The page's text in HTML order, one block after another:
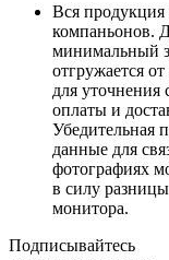
Вся продукция
компаньонов.
минимальный
отгружается
для уточнения
оплаты и
Убедительная
данные для
фотографиях
в силу
монитора.
Подписывайтесь